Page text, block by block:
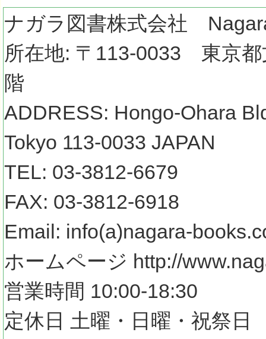
ナガラ図書株式会社
所在地: 〒113-0033 東京都
階
ADDRESS: Hongo-Ohara
Tokyo 113-0033 JAPAN
TEL: 03-3812-6679
FAX: 03-3812-6918
Email: info(a)nagara-
ホームページ http://
営業時間 10:00-18:30
定休日 土曜・日曜・祝祭日